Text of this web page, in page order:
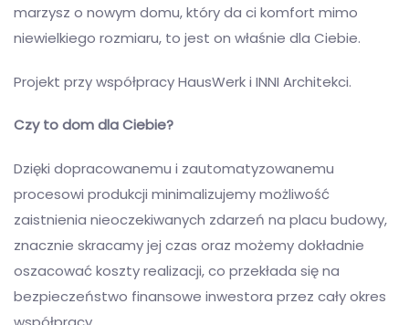
marzysz o nowym domu, który da ci komfort mimo
niewielkiego rozmiaru, to jest on właśnie dla Ciebie.
Projekt przy współpracy HausWerk i INNI Architekci.
Czy to dom dla Ciebie?
Dzięki dopracowanemu i zautomatyzowanemu
procesowi produkcji minimalizujemy możliwość
zaistnienia nieoczekiwanych zdarzeń na placu budowy,
znacznie skracamy jej czas oraz możemy dokładnie
oszacować koszty realizacji, co przekłada się na
bezpieczeństwo finansowe inwestora przez cały okres